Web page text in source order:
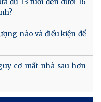
nào và điều kiện để
cơ mất nhà sau hơn